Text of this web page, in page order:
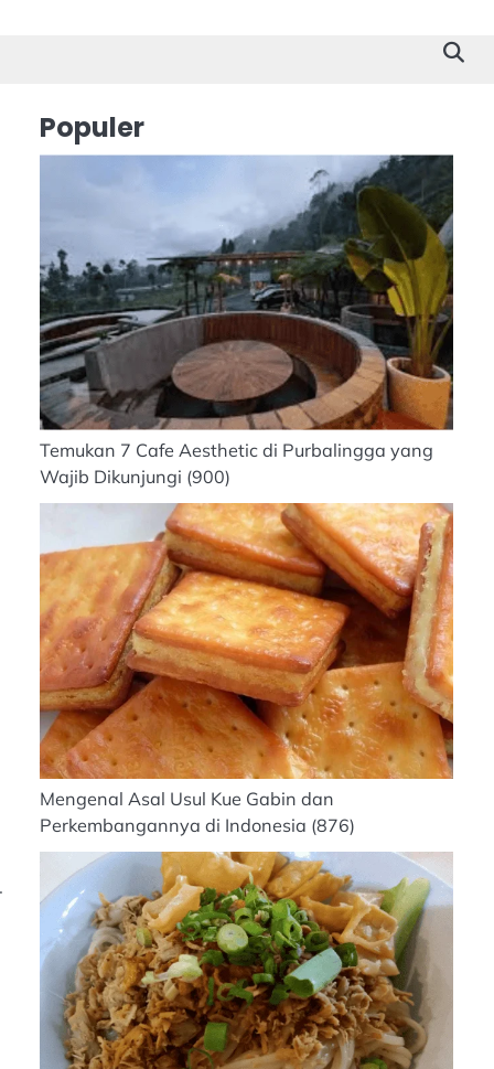
Populer
Temukan 7 Cafe Aesthetic di Purbalingga yang
Wajib Dikunjungi (900)
Mengenal Asal Usul Kue Gabin dan
Perkembangannya di Indonesia (876)